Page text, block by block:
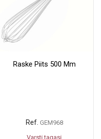
Raske Piits 500 Mm
Ref. GEM968
Varsti tagasi